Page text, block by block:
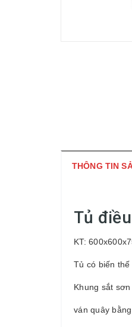
THÔNG TIN
Tủ
KT:
Tủ có biến
Khung sắt
ván quây